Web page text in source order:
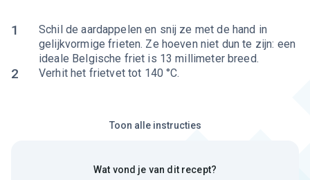
1
Schil de aardappelen en snij ze met de hand in
gelijkvormige frieten. Ze hoeven niet dun te zijn: een
ideale Belgische friet is 13 millimeter breed.
2 Verhit het frietvet tot 140 °C.
Toon alle instructies
Wat vond je van dit recept?